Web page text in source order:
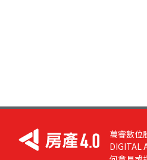
萬睿數位
DIGITAL